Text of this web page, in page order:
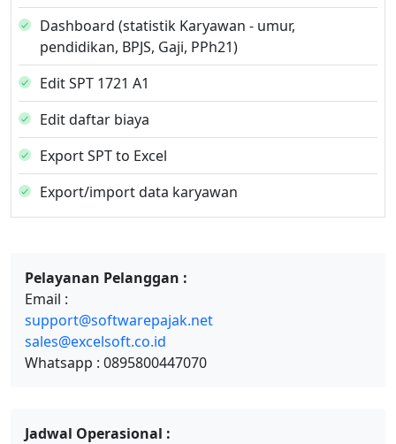
Dashboard (statistik Karyawan - umur,
pendidikan, BPJS, Gaji, PPh21)
Edit SPT 1721 A1
Edit daftar biaya
Export SPT to Excel
Export/import data karyawan
Pelayanan Pelanggan :
Email :
support@softwarepajak.net
sales@excelsoft.co.id
Whatsapp : 0895800447070
Jadwal Operasional :